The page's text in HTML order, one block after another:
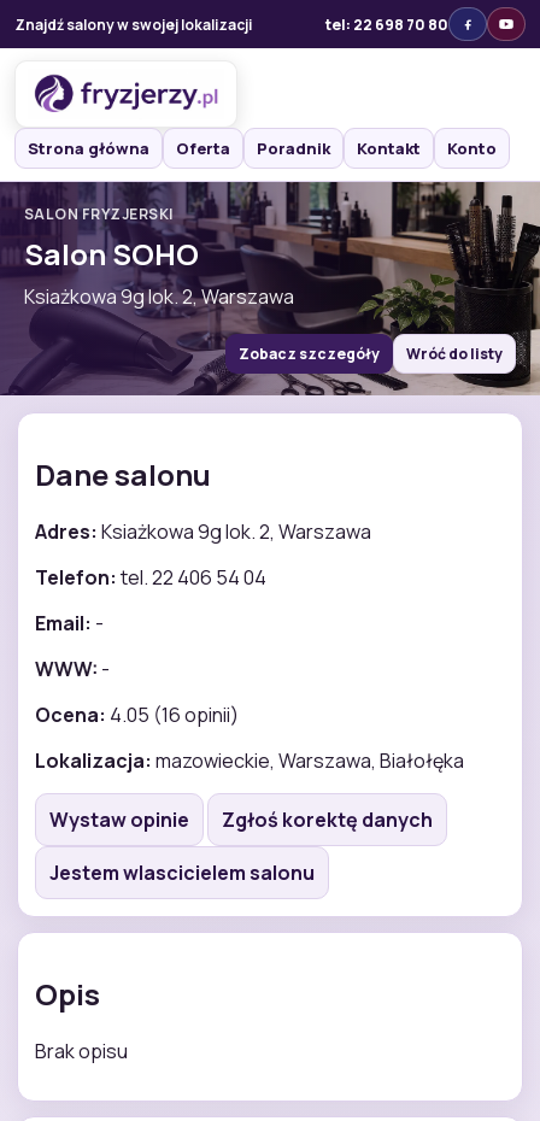
Znajdź salony w swojej lokalizacji tel: 22 698 70 80
Strona główna Oferta Poradnik Kontakt Konto
SALON FRYZJERSKI
Salon SOHO
Ksiażkowa 9g lok. 2, Warszawa
Zobacz szczegóły Wróć do listy
Dane salonu
Adres: Ksiażkowa 9g lok. 2, Warszawa
Telefon: tel. 22 406 54 04
Email: -
WWW: -
Ocena: 4.05 (16 opinii)
Lokalizacja: mazowieckie, Warszawa, Białołęka
Wystaw opinie
Zgłoś korektę danych
Jestem wlascicielem salonu
Opis
Brak opisu